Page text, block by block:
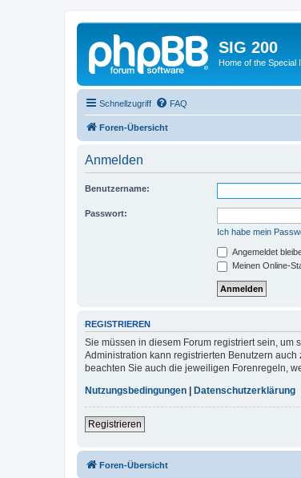
SIG 200
Home of the Special
Schnellzugriff FAQ
Foren-Übersicht
Anmelden
Benutzername:
Passwort:
Ich habe mein
Angemeldet
Meinen Online-
REGISTRIEREN
Sie müssen in diesem Forum registriert sein,
Administration kann registrierten Benutzern
beachten Sie auch die jeweiligen Forenregeln,
Nutzungsbedingungen
Datenschutzerklärung
Registrieren
Foren-Übersicht